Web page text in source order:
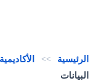
الرئيسية >> الأكاديمية
البيانات